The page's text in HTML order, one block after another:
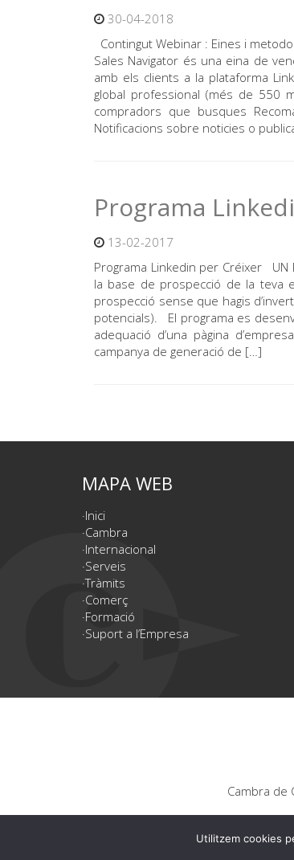
30-04-2018
Contingut Webinar : Eines i
Sales Navigator és una eina de
amb els clients a la plataforma
global professional (més de 550
compradors que busques
Notificacions sobre noticies o
Programa
13-02-2017
Programa Linkedin per Créixer UN
la base de prospecció de la
prospecció sense que hagis
potencials). El programa es
adequació d’una pàgina
campanya de generació de […]
MAPA WEB
Inici
Cambra
Internacional
Serveis
Tràmits
Comerç
Formació
Suport a l’Empresa
Cambra
Utilitzem cookies